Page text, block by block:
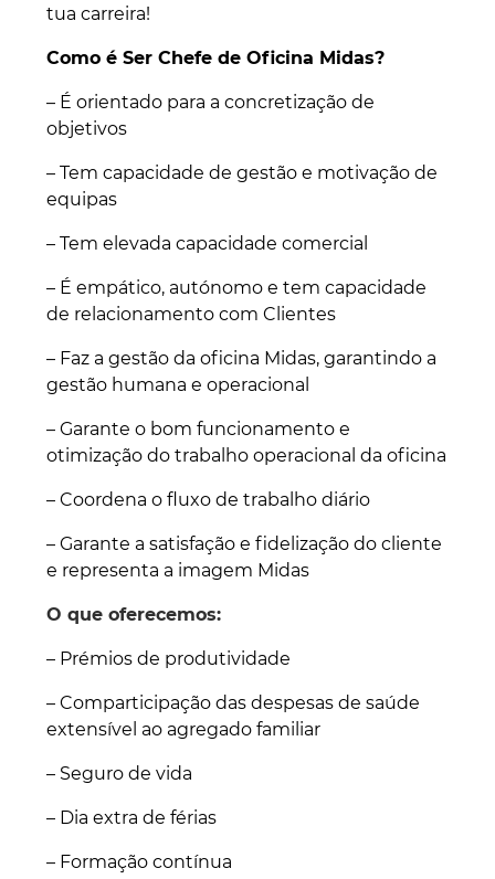
tua carreira!
Como é Ser Chefe de Oficina Midas?
– É orientado para a concretização de
objetivos
– Tem capacidade de gestão e motivação de
equipas
– Tem elevada capacidade comercial
– É empático, autónomo e tem capacidade
de relacionamento com Clientes
– Faz a gestão da oficina Midas, garantindo a
gestão humana e operacional
– Garante o bom funcionamento e
otimização do trabalho operacional da oficina
– Coordena o fluxo de trabalho diário
– Garante a satisfação e fidelização do cliente
e representa a imagem Midas
O que oferecemos:
– Prémios de produtividade
– Comparticipação das despesas de saúde
extensível ao agregado familiar
– Seguro de vida
– Dia extra de férias
– Formação contínua